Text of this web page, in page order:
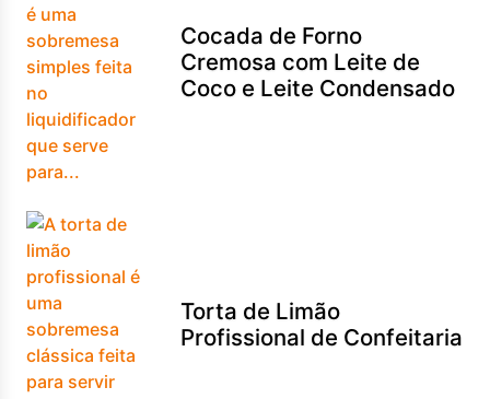
Cocada de Forno
Cremosa com Leite de
Coco e Leite Condensado
Torta de Limão
Profissional de Confeitaria